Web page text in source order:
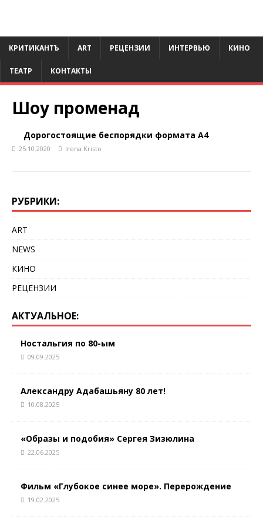
КРИТИКАНТЪ ART РЕЦЕНЗИИ ИНТЕРВЬЮ КИНО
ТЕАТР КОНТАКТЫ
Шоу променад
Дорогостоящие беспорядки формата А4
25.10.2020 Irena Kristo
РУБРИКИ:
ART
NEWS
КИНО
РЕЦЕНЗИИ
АКТУАЛЬНОЕ:
Ностальгия по 80-ым
09.09.2025
Александру Адабашьяну 80 лет!
10.08.2025
«Образы и подобия» Сергея Зизюлина
22.06.2025
Фильм «Глубокое синее море». Перерождение
19.02.2025